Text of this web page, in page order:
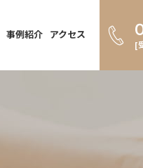
事例紹介 アクセス
[